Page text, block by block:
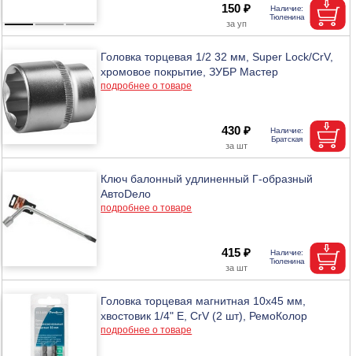
150 ₽
Головка торцевая 1/2 32 мм, Super Lock/CrV,
хромовое покрытие, ЗУБР Мастер
подробнее о товаре
430 ₽
Ключ балонный удлиненный Г-образный
АвтоDело
подробнее о товаре
415 ₽
Головка торцевая магнитная 10х45 мм,
хвостовик 1/4" Е, CrV (2 шт), РемоКолор
подробнее о товаре